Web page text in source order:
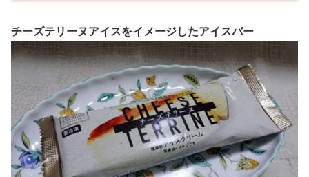
チーズテリーヌアイスをイメージしたアイスバー